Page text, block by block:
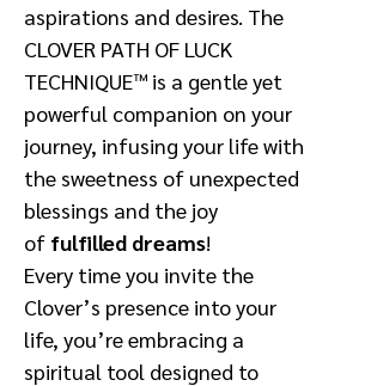
aspirations and desires. The
CLOVER PATH OF LUCK
TECHNIQUE™ is a gentle yet
powerful companion on your
journey, infusing your life with
the sweetness of unexpected
blessings and the joy
of fulfilled dreams!
Every time you invite the
Clover’s presence into your
life, you’re embracing a
spiritual tool designed to